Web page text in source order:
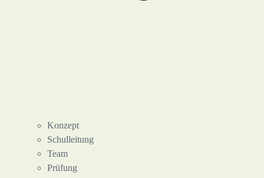
Konzept
Schulleitung
Team
Prüfung